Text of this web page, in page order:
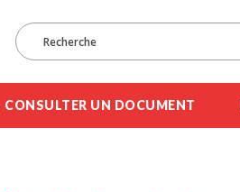
CONSULTER UN DOCUMENT